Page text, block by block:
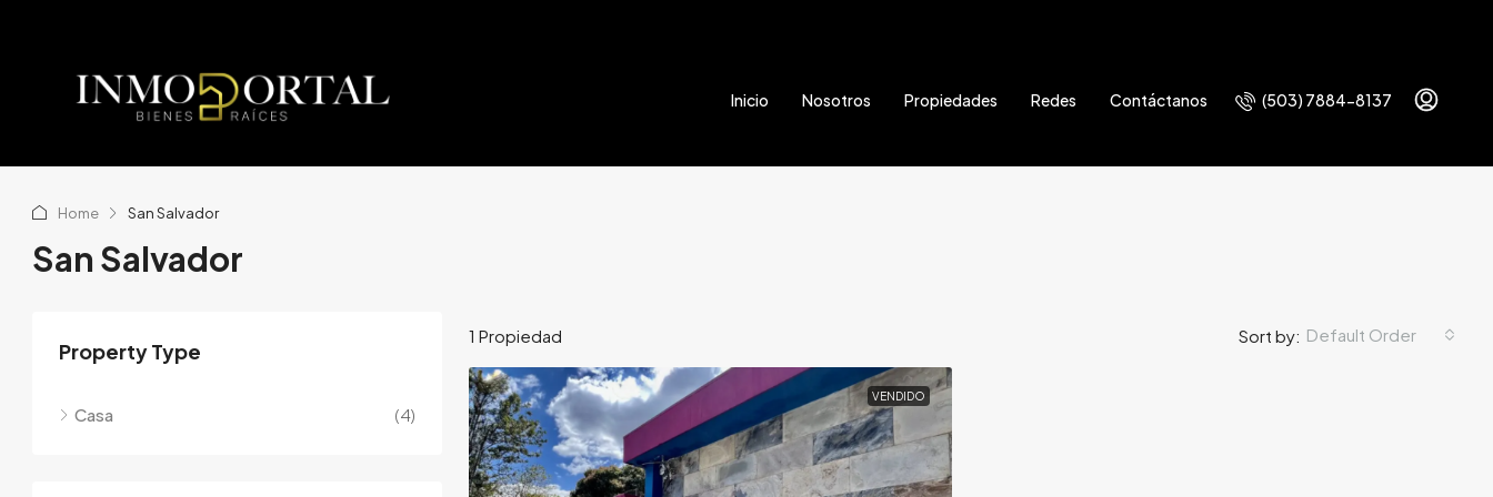
Inicio Nosotros Propiedades Redes Contáctanos (503) 7884-8137
Home San Salvador
San Salvador
1 Propiedad Sort by: Default Order
VENDIDO
Property Type
Casa (4)